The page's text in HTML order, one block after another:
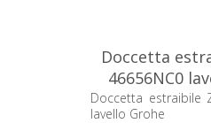
Doccetta
46656NC0
Doccetta estraibile
lavello Grohe